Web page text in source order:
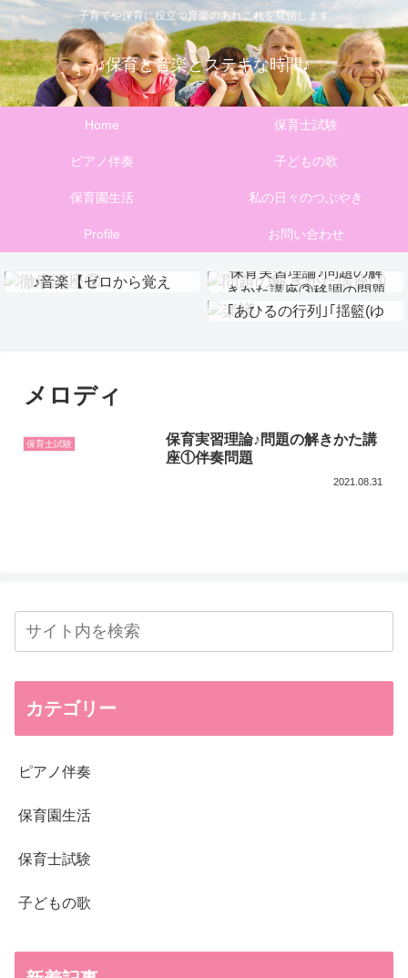
子育てや保育に役立つ音楽のあれこれを発信します
♪保育と音楽とステキな時間♪
Home 保育士試験
ピアノ伴奏 子どもの歌
保育園生活 私の日々のつぶやき
Profile お問い合わせ
♪音楽【ゼロから覚え
保育実習理論♪問題の解
きかた講座③移調の問題
保育実習理論♪問題の解
【楽譜ダウンロード】
｢あひるの行列｣｢揺籃(ゆ
メロディ
保育士試験
保育実習理論♪問題の解きかた講
座①伴奏問題
2021.08.31
カテゴリー
ピアノ伴奏
保育園生活
保育士試験
子どもの歌